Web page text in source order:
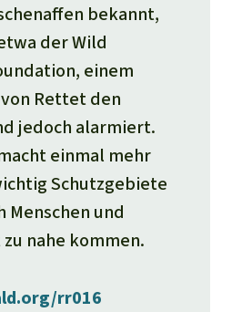
bekannt,
der Wild
einem
Rettet den
jedoch alarmiert.
einmal mehr
Schutzgebiete
Menschen und
nahe kommen.
rr016